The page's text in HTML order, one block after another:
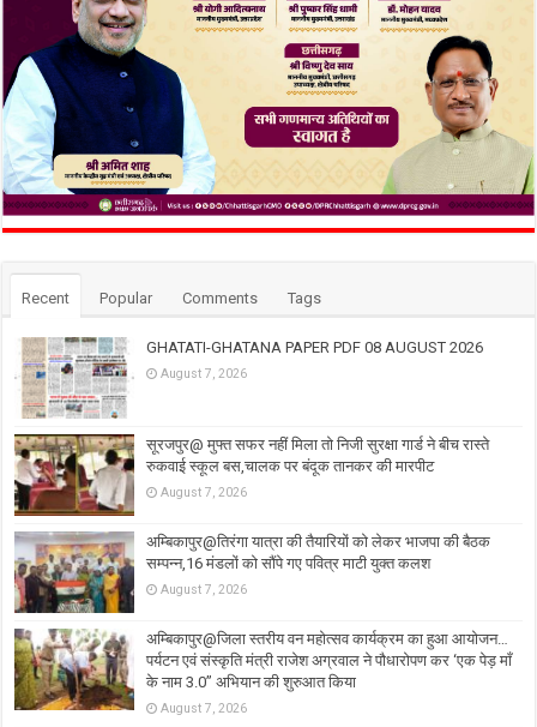
Recent Popular Comments Tags
GHATATI-GHATANA PAPER PDF 08 AUGUST 2026
August 7, 2026
सूरजपुर@ मुफ्त सफर नहीं मिला तो निजी सुरक्षा गार्ड ने बीच रास्ते
रुकवाई स्कूल बस,चालक पर बंदूक तानकर की मारपीट
August 7, 2026
अम्बिकापुर@तिरंगा यात्रा की तैयारियों को लेकर भाजपा की बैठक
सम्पन्न,16 मंडलों को सौंपे गए पवित्र माटी युक्त कलश
August 7, 2026
अम्बिकापुर@जिला स्तरीय वन महोत्सव कार्यक्रम का हुआ आयोजन…
पर्यटन एवं संस्कृति मंत्री राजेश अग्रवाल ने पौधारोपण कर ‘एक पेड़ माँ
के नाम 3.0’’ अभियान की शुरुआत किया
August 7, 2026